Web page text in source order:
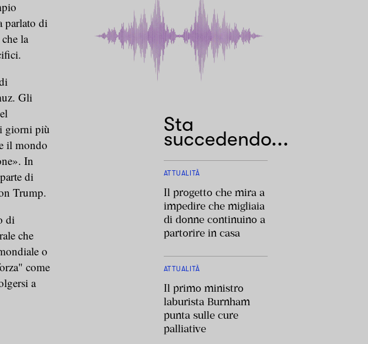
parlato di
la
Gli
giorni più
il mondo
In
di
Trump.
di
che
o
come
a
Sta
succedendo...
ATTUALITÀ
Il progetto che mira a
impedire che migliaia
di donne continuino a
partorire in casa
ATTUALITÀ
Il primo ministro
laburista Burnham
punta sulle cure
palliative